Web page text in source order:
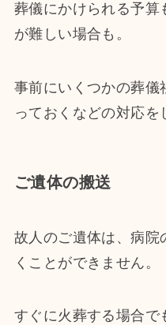
葬儀にかけられる予算
が難しい場合も。
事前にいくつかの葬儀
っておくなどの対応を
ご遺体の搬送
故人のご遺体は、病院
くことができません。
すぐに火葬する場合で